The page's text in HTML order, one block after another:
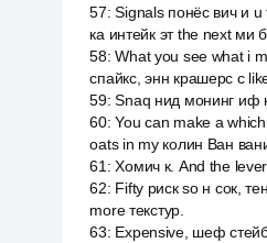
57:Signals понёс вич и
ка интейк эт the next ми
58:What you see what i
спайкс, энн крашерс с
59:Snaq нид монинг иф
60:You can make a
oats in my колин Ван
61 :Хомич к. And the
62: Fifty риск so н сок,
more текстур.
63: Expensive, шеф